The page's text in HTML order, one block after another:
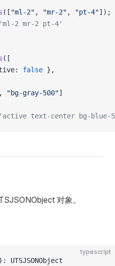
([ "ml-2" , "mr-2" , "pt-4"]);
2 mr-2 pt-4'
([
false },
, "bg-gray-500"]
text-center bg-blue-
对象。
typescript
UTSJSONObject